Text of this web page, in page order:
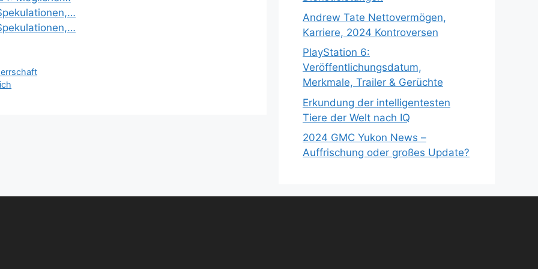
Andrew Tate Nettovermögen,
Karriere, 2024 Kontroversen
PlayStation 6:
Veröffentlichungsdatum,
Merkmale, Trailer & Gerüchte
Erkundung der intelligentesten
Tiere der Welt nach IQ
2024 GMC Yukon News –
Auffrischung oder großes Update?